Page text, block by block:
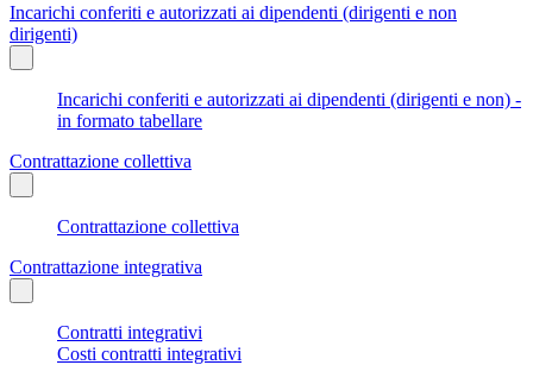
Incarichi conferiti e autorizzati ai dipendenti (dirigenti e non
dirigenti)
Incarichi conferiti e autorizzati ai dipendenti (dirigenti e non) -
in formato tabellare
Contrattazione collettiva
Contrattazione collettiva
Contrattazione integrativa
Contratti integrativi
Costi contratti integrativi